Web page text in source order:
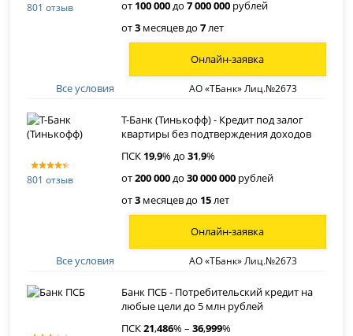
801 отзыв
от 100 000до7 000 000 рублей
от3 месяцев до7лет
Все условия АО «ТБанк» Лиц.№2673
Онлайн-заявка
801 отзыв
Т-Банк (Тинькофф) - Кредит под залог
квартиры без подтверждения доходов
ПСК 19,9% до31,9%
от200 000до30 000 000 рублей
от3 месяцев до 15лет
Все условия АО «ТБанк» Лиц.№2673
Онлайн-заявка
Банк ПСБ - Потребительский кредит на
любые цели до 5 млн рублей
ПСК21,486% –36,999%